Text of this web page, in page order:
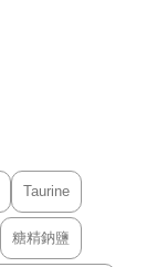
Taurine
糖精鈉鹽